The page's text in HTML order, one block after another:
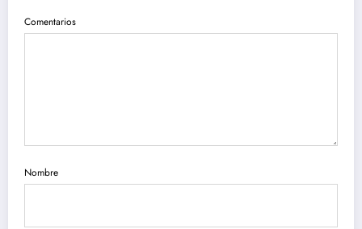
Comentarios
Nombre